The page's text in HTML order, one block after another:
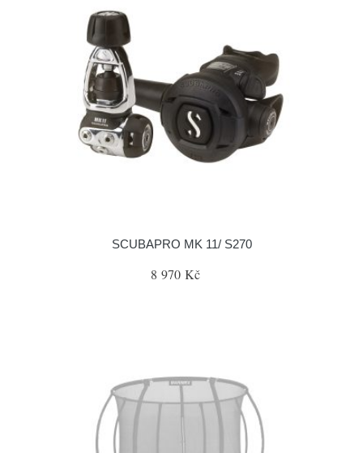
SCUBAPRO MK 11/ S270
8 970 Kč